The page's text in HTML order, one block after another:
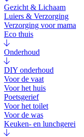
Gezicht & Lichaam
Luiers & Verzorging
Verzorging voor mama
Eco thuis
Onderhoud
DIY onderhoud
Voor de vaat
Voor het huis
Poetsgerief
Voor het toilet
Voor de was
Keuken- en lunchgerei